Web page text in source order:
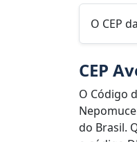
O CEP
CEP
O Código
do Brasil.